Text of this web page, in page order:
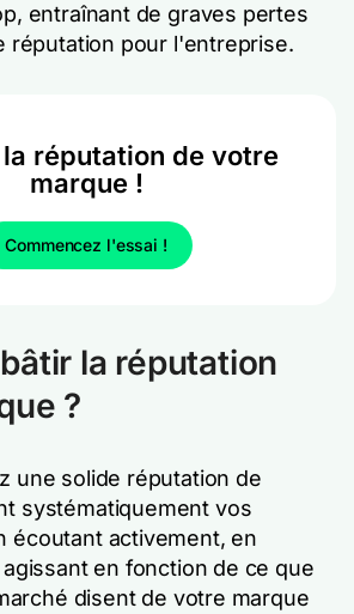
entraînant de graves pertes
réputation pour l'entreprise.
réputation de votre
marque !
Commencez l'essai !
la réputation
?
une solide réputation de
systématiquement vos
écoutant activement, en
en fonction de ce que
disent de votre marque